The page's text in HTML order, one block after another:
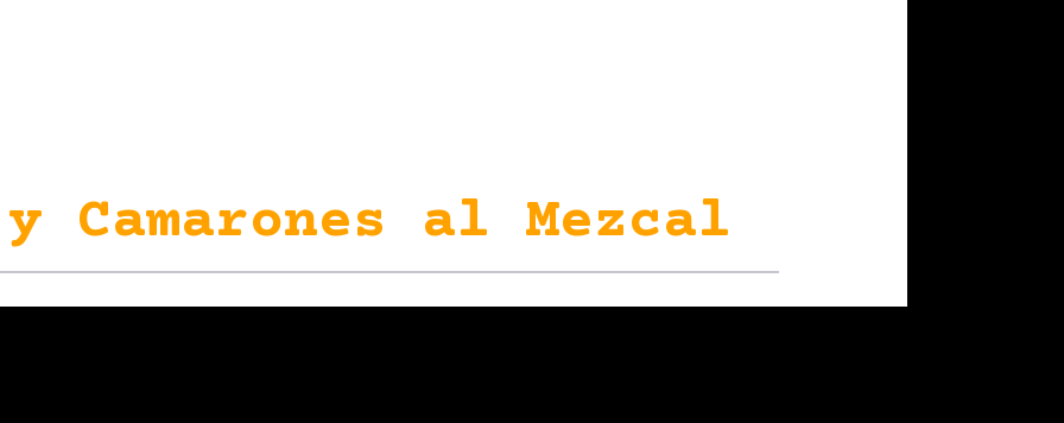
Camarones al Mezcal